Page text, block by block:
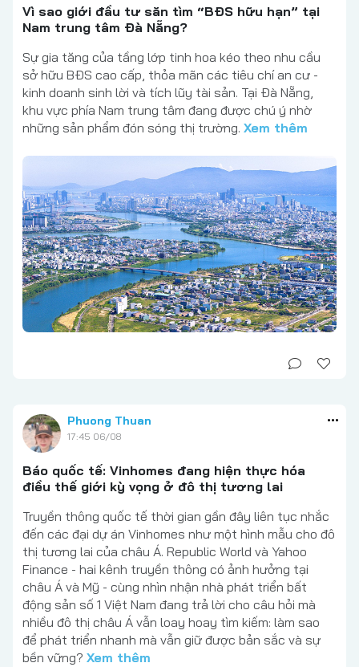
Vì sao giới đầu tư săn tìm “BĐS hữu hạn” tại
Nam trung tâm Đà Nẵng?
Sự gia tăng của tầng lớp tinh hoa kéo theo nhu cầu
sở hữu BĐS cao cấp, thỏa mãn các tiêu chí an cư -
kinh doanh sinh lời và tích lũy tài sản. Tại Đà Nẵng,
khu vực phía Nam trung tâm đang được chú ý nhờ
những sản phẩm đón sóng thị trường. Xem thêm
Phuong Thuan
17:45 06/08
Báo quốc tế: Vinhomes đang hiện thực hóa
điều thế giới kỳ vọng ở đô thị tương lai
Truyền thông quốc tế thời gian gần đây liên tục nhắc
đến các đại dự án Vinhomes như một hình mẫu cho đô
thị tương lai của châu Á. Republic World và Yahoo
Finance - hai kênh truyền thông có ảnh hưởng tại
châu Á và Mỹ - cùng nhìn nhận nhà phát triển bất
động sản số 1 Việt Nam đang trả lời cho câu hỏi mà
nhiều đô thị châu Á vẫn loay hoay tìm kiếm: làm sao
để phát triển nhanh mà vẫn giữ được bản sắc và sự
bền vững? Xem thêm